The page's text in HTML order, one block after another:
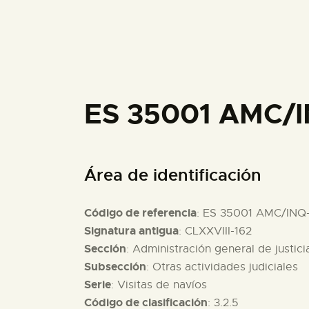
ES 35001 AMC/
Área de identificación
Código de referencia: ES 35001 AMC/
Signatura antigua: CLXXVIII-162
Sección: Administración general de
Subsección: Otras actividades judiciales
Serie: Visitas de navíos
Código de clasificación: 3.2.5